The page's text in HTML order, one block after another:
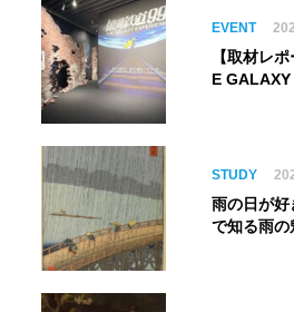
EVENT
【取材レ
E
ム】
STUDY
雨の日が
で知る雨の